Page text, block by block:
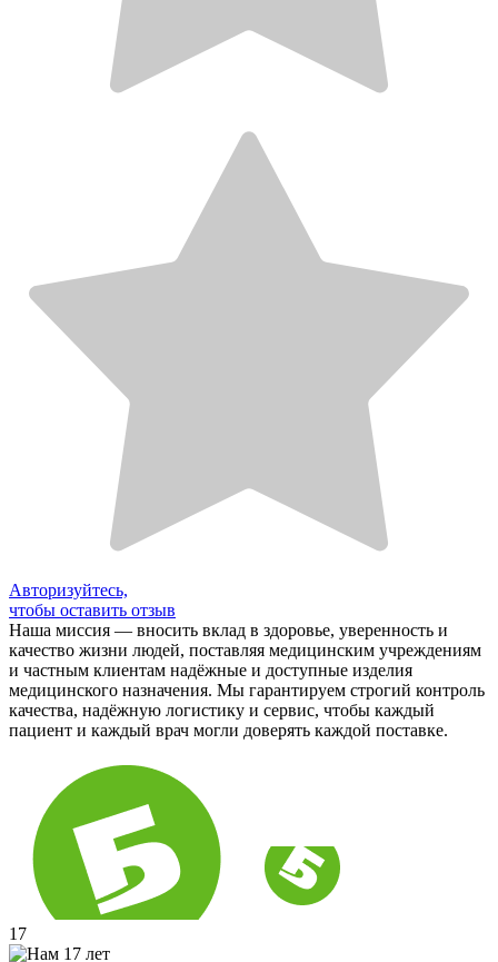
Авторизуйтесь,
чтобы оставить отзыв
Наша миссия — вносить вклад в здоровье, уверенность и
качество жизни людей, поставляя медицинским учреждениям
и частным клиентам надёжные и доступные изделия
медицинского назначения. Мы гарантируем строгий контроль
качества, надёжную логистику и сервис, чтобы каждый
пациент и каждый врач могли доверять каждой поставке.
17